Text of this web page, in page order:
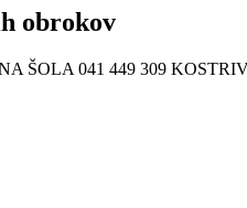
obrokov
ŠOLA 041 449 309